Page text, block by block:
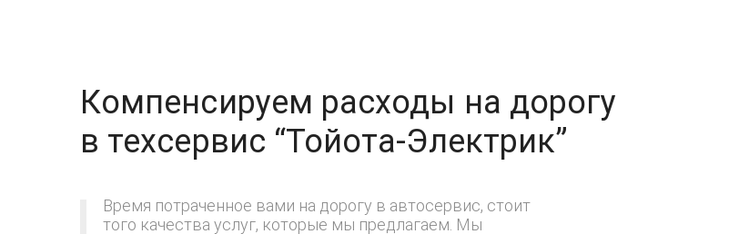
Компенсируем расходы на дорогу
в техсервис “Тойота-Электрик”
Время потраченное вами на дорогу в автосервис, стоит
того качества услуг, которые мы предлагаем. Мы